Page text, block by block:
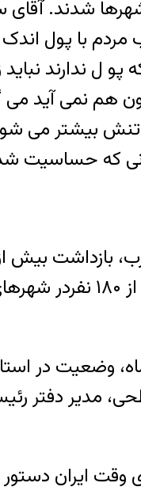
با پول اندک
ل ندارند
نمی آید می
می شود.
بشر ایران گزارش
وضعیت در
ابطحی،
ایران